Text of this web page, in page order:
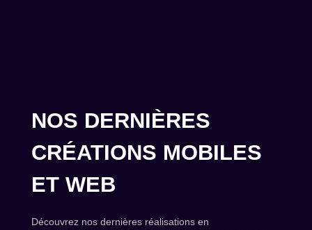
NOS DERNIÈRES
CRÉATIONS MOBILES
ET WEB
Découvrez nos dernières réalisations en